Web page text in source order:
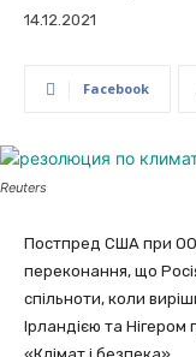
14.12.2021
Facebook
Reuters
Постпред США при
переконання, що
спільноти, коли
Ірландією та